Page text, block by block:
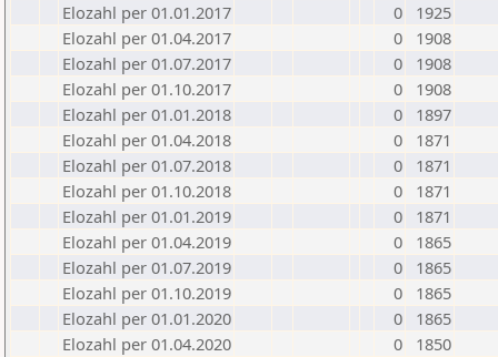
Elozahl per 01.01.2017
0
1925
Elozahl per 01.04.2017
0
1908
Elozahl per 01.07.2017
0
1908
Elozahl per 01.10.2017
0
1908
Elozahl per 01.01.2018
0
1897
Elozahl per 01.04.2018
0
1871
Elozahl per 01.07.2018
0
1871
Elozahl per 01.10.2018
0
1871
Elozahl per 01.01.2019
0
1871
Elozahl per 01.04.2019
0
1865
Elozahl per 01.07.2019
0
1865
Elozahl per 01.10.2019
0
1865
Elozahl per 01.01.2020
0
1865
Elozahl per 01.04.2020
0
1850